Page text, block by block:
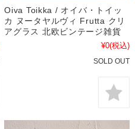
Oiva Toikka / オイバ・トイッ
カ ヌータヤルヴィ Frutta クリ
アグラス 北欧ビンテージ雑貨
¥0(税込)
SOLD OUT